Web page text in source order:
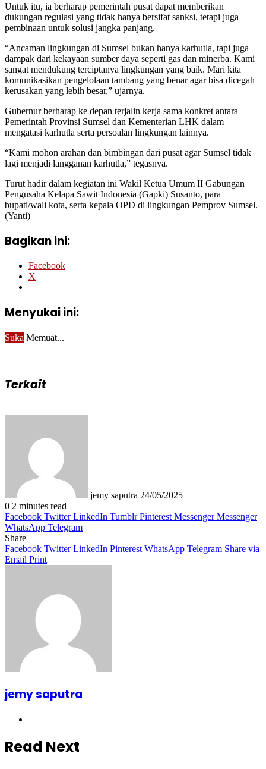
Untuk itu, ia berharap pemerintah pusat dapat memberikan
dukungan regulasi yang tidak hanya bersifat sanksi, tetapi juga
pembinaan untuk solusi jangka panjang.
“Ancaman lingkungan di Sumsel bukan hanya karhutla, tapi juga
dampak dari kekayaan sumber daya seperti gas dan minerba. Kami
sangat mendukung terciptanya lingkungan yang baik. Mari kita
komunikasikan pengelolaan tambang yang benar agar bisa dicegah
kerusakan yang lebih besar,” ujarnya.
Gubernur berharap ke depan terjalin kerja sama konkret antara
Pemerintah Provinsi Sumsel dan Kementerian LHK dalam
mengatasi karhutla serta persoalan lingkungan lainnya.
“Kami mohon arahan dan bimbingan dari pusat agar Sumsel tidak
lagi menjadi langganan karhutla,” tegasnya.
Turut hadir dalam kegiatan ini Wakil Ketua Umum II Gabungan
Pengusaha Kelapa Sawit Indonesia (Gapki) Susanto, para
bupati/wali kota, serta kepala OPD di lingkungan Pemprov Sumsel.
(Yanti)
Bagikan ini:
Facebook
X
Menyukai ini:
Suka Memuat...
Terkait
jemy saputra 24/05/2025
0 2 minutes read
Facebook Twitter LinkedIn Tumblr Pinterest Messenger Messenger
WhatsApp Telegram
Share
Facebook Twitter LinkedIn Pinterest WhatsApp Telegram Share via
Email Print
jemy saputra
Read Next